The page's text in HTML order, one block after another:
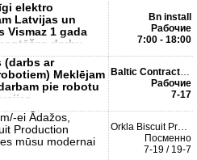
elektro
Latvijas un
Vismaz 1 gada
darbu
Bn install
Рабочие
7:00 - 18:00
(darbs ar
Meklējam
pie robotu
Baltic Contracting Grou...
Рабочие
7-17
ei Ādažos,
Production
mūsu modernai
Orkla Biscuit Productio...
Посменно
7-19 / 19-7